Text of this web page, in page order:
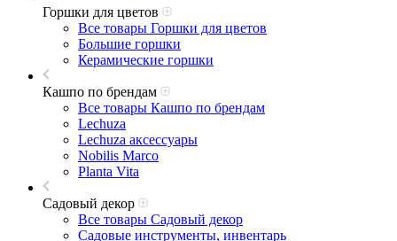
Горшки для цветов
Все товары Горшки для цветов
Большие горшки
Керамические горшки
Кашпо по брендам
Все товары Кашпо по брендам
Lechuza
Lechuza аксессуары
Nobilis Marco
Planta Vita
Садовый декор
Все товары Садовый декор
Садовые инструменты, инвентарь